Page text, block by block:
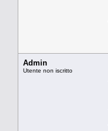
Admin
Utente non iscritto